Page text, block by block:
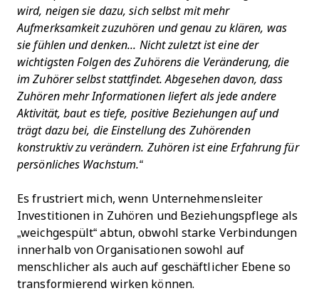
wird, neigen sie dazu, sich selbst mit mehr
Aufmerksamkeit zuzuhören und genau zu klären, was
sie fühlen und denken... Nicht zuletzt ist eine der
wichtigsten Folgen des Zuhörens die Veränderung, die
im Zuhörer selbst stattfindet. Abgesehen davon, dass
Zuhören mehr Informationen liefert als jede andere
Aktivität, baut es tiefe, positive Beziehungen auf und
trägt dazu bei, die Einstellung des Zuhörenden
konstruktiv zu verändern. Zuhören ist eine Erfahrung für
persönliches Wachstum.“
Es frustriert mich, wenn Unternehmensleiter
Investitionen in Zuhören und Beziehungspflege als
„weichgespült“ abtun, obwohl starke Verbindungen
innerhalb von Organisationen sowohl auf
menschlicher als auch auf geschäftlicher Ebene so
transformierend wirken können.